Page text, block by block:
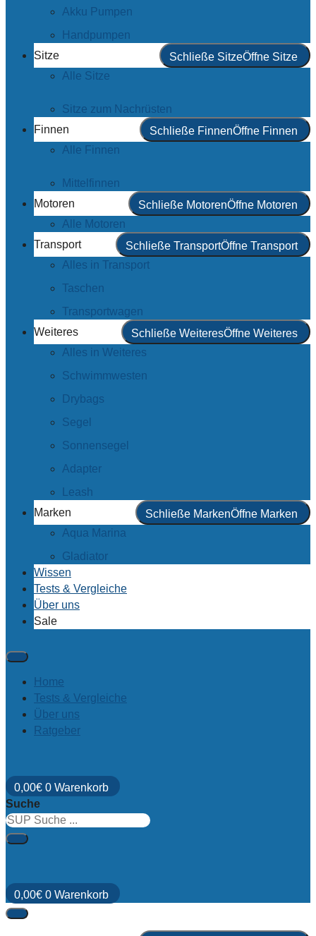
Akku Pumpen
Handpumpen
Sitze
Schließe SitzeÖffne Sitze
Alle Sitze
Sitze zum Nachrüsten
Finnen
Schließe FinnenÖffne Finnen
Alle Finnen
Mittelfinnen
Motoren
Schließe MotorenÖffne Motoren
Alle Motoren
Transport
Schließe TransportÖffne Transport
Alles in Transport
Taschen
Transportwagen
Weiteres
Schließe WeiteresÖffne Weiteres
Alles in Weiteres
Schwimmwesten
Drybags
Segel
Sonnensegel
Adapter
Leash
Marken
Schließe MarkenÖffne Marken
Aqua Marina
Gladiator
Wissen
Tests & Vergleiche
Über uns
Sale
Home
Tests & Vergleiche
Über uns
Ratgeber
0,00€ 0 Warenkorb
Suche
0,00€ 0 Warenkorb